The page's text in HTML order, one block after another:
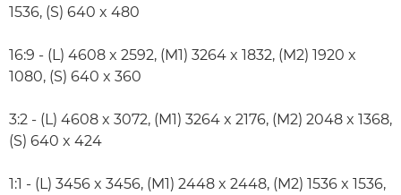
1536, (S) 640 x 480
16:9 - (L) 4608 x 2592, (M1) 3264 x 1832, (M2) 1920 x
1080, (S) 640 x 360
3:2 - (L) 4608 x 3072, (M1) 3264 x 2176, (M2) 2048 x 1368,
(S) 640 x 424
1:1 - (L) 3456 x 3456, (M1) 2448 x 2448, (M2) 1536 x 1536,